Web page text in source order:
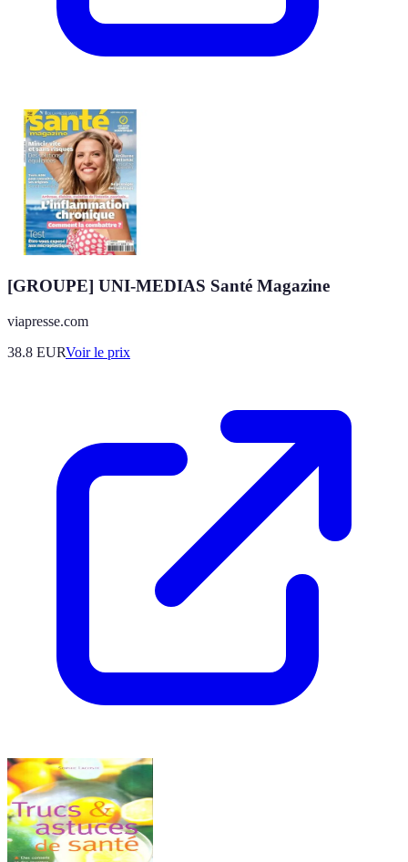
[GROUPE] UNI-MEDIAS Santé Magazine
viapresse.com
38.8 EURVoir le prix